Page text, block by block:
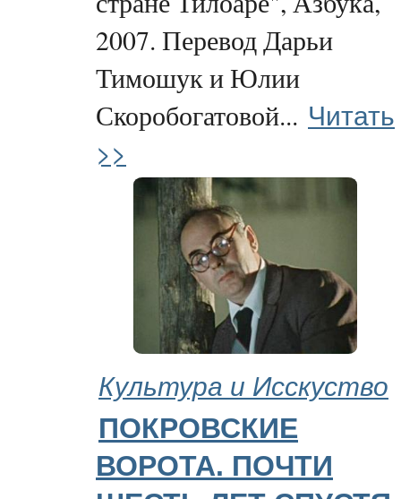
2007. Перевод Дарьи
Тимошук и Юлии
Скоробогатовой... Читать
>>
Культура и Исскуство
ПОКРОВСКИЕ
ВОРОТА. ПОЧТИ